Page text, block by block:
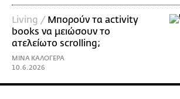
Living / Μπορούν τα activity
books να μειώσουν το
ατελείωτο scrolling;
ΜΙΝΑ ΚΑΛΟΓΕΡΑ
10.6.2026